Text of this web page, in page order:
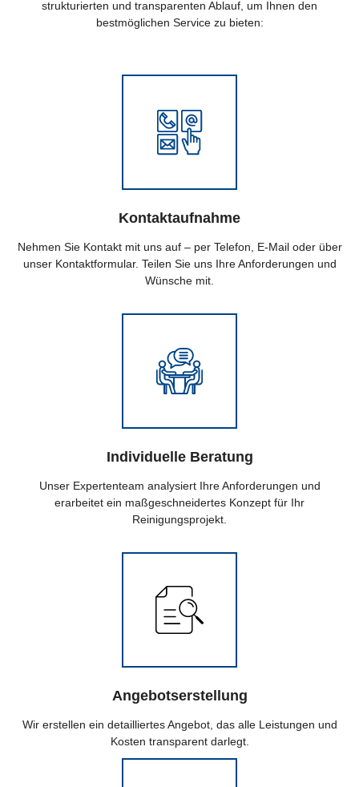
strukturierten und transparenten Ablauf, um Ihnen den
bestmöglichen Service zu bieten:
Kontaktaufnahme
Nehmen Sie Kontakt mit uns auf – per Telefon, E-Mail oder über
unser Kontaktformular. Teilen Sie uns Ihre Anforderungen und
Wünsche mit.
Individuelle Beratung
Unser Expertenteam analysiert Ihre Anforderungen und
erarbeitet ein maßgeschneidertes Konzept für Ihr
Reinigungsprojekt.
Angebotserstellung
Wir erstellen ein detailliertes Angebot, das alle Leistungen und
Kosten transparent darlegt.